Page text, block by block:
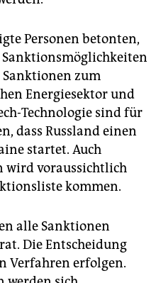
Personen betonten,
Sanktionsmöglichkeiten
zum
Energiesektor und
Technologie sind für
dass Russland einen
startet. Auch
wird voraussichtlich
kommen.
alle Sanktionen
Die Entscheidung
Verfahren erfolgen.